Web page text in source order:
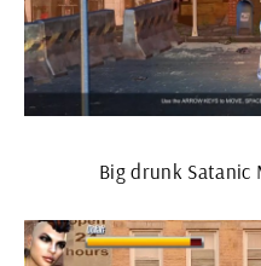
Big drunk Satanic